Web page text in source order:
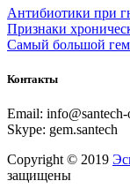
Антибиотики при
Признаки
Самый большой
Контакты
Email:
Skype: gem.santech
Copyright © 2019
защищены